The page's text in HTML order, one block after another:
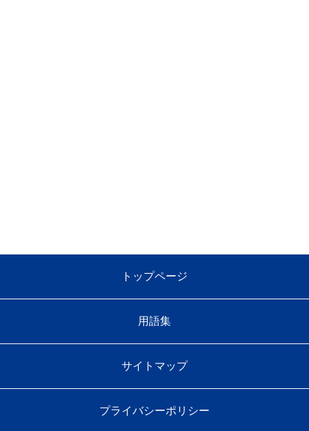
トップページ
用語集
サイトマップ
プライバシーポリシー